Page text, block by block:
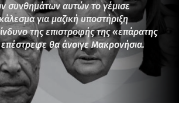
συνθημάτων αυτών το γέμισε
για μαζική υποστήριξη
της επιστροφής της «επάρατης
θα άνοιγε Μακρονήσια.